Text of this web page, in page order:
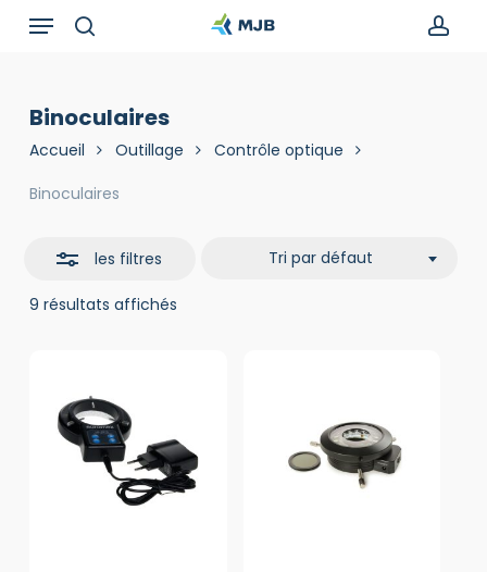
Recherche
Menu
Binoculaires
Accueil Outillage
Contrôle optique
Binoculaires
les filtres
9 résultats affichés
Tri par défaut